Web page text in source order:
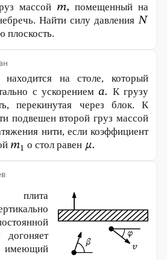
массой
помещенный на
Найти силу давления
плоскость.
находится на столе, который
с ускорением
К грузу
перекинутая через блок. К
подвешен второй груз массой
нити, если коэффициент
о стол равен
догоняет